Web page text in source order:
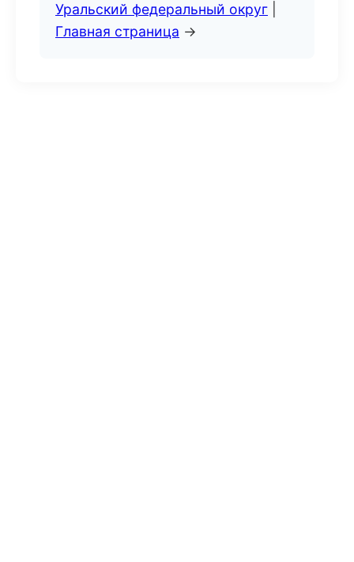
Уральский федеральный округ
Главная страница →